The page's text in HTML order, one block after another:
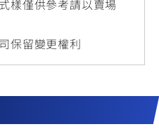
樣僅供參考請以賣場
保留變更權利